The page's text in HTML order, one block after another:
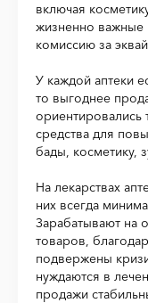
включая
жизненно важные
комиссию за
У каждой аптеки
то выгоднее
ориентировались
средства для
бады, косметику,
На лекарствах
них всегда
Зарабатывают на
товаров,
подвержены
нуждаются в
продажи